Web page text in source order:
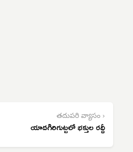
తదుపరి వ్యాసం ›
యాదగిరిగుట్టలో భక్తుల రద్దీ